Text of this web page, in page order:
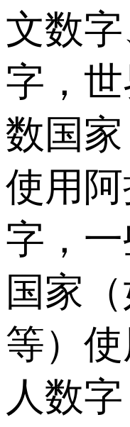
文数
字，
数国家
使用
字，
国家
等）
人数